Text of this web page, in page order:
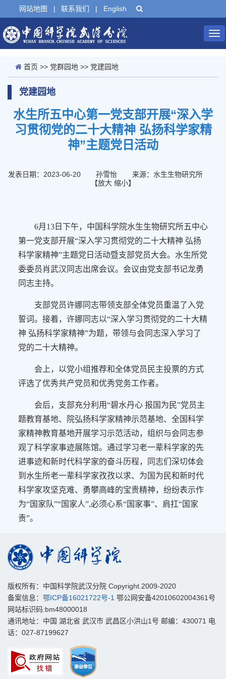
网站地图 | 联系我们 | English
首页 >> 党群园地 >> 党建园地
党建园地
水生所五中心第一党支部开展“深入学
习贯彻党的二十大精神 弘扬科学家精
神”主题党日活动
发表日期：2023-06-20 孙雪怡
来源：水生生物研究所
【放大 缩小】
6月 13日下午，中国科学院水生生物研究所五中心
第一党支部开展“深入学习贯彻党的二十大精神 弘扬
科学家精神”主题党日活动暨支部党员大会。水生所党
委委员肖武汉同志出席会议。会议由党支部书记龙勇
同志主持。
支部党员许娜同志带领支部全体党员重温了入党
誓词。接着，许娜同志以“深入学习贯彻党的二十大精
神 弘扬科学家精神”为题，带领与会同志深入学习了
党的二十大精神。
会上，以党小组推荐和全体党员民主投票的方式
评选了优秀共产党员和优秀党务工作者。
会后，支部充分利用“碧水丹心 报国为民”党员主
题教育基地、院弘扬科学家精神示范基地、全国科学
家精神教育基地开展学习示范活动，组织与会同志参
观了科学家事迹展陈馆。通过学习老一辈科学家的先
进事迹和新时代科学家的奋斗历程，同志们深切体会
到水生所老一辈科学家孜孜以求、为国为民和新时代
科学家攻坚克难、勇攀高峰的宝贵精神，纷纷表示作
为“国家队”“国家人”,必须心系“国家事”、肩扛“国家
责”。
版权所有：中国科学院武汉分院 Copyright.2009-2020
备案信息： 鄂ICP备16021722号-1 鄂公网安备42010602004361号
网站标识码:bm48000018
通讯地址：中国 湖北省 武汉市 武昌区小洪山1号 邮编：430071 电
话：027-87199627